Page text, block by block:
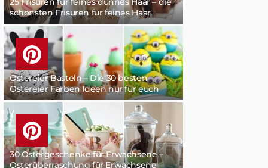
schönsten Frisuren für feines Haar
Ostereier Basteln – Die 30 besten
Ostereier Färben Ideen nur für euch
30 Ostergeschenke für Erwachsene –
Osterüberraschung für Erwachsene